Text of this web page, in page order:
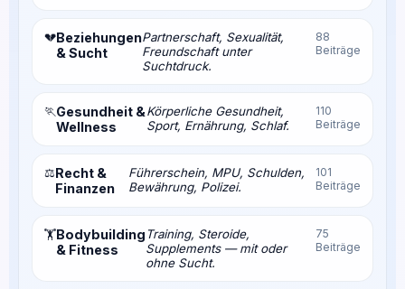
💔Beziehungen
& Sucht
Partnerschaft, Sexualität,
Freundschaft unter
Suchtdruck.
88
Beiträge
🏃Gesundheit &
Wellness
Körperliche Gesundheit,
Sport, Ernährung, Schlaf.
110
Beiträge
⚖️Recht &
Finanzen
Führerschein, MPU, Schulden,
Bewährung, Polizei.
101
Beiträge
🏋️Bodybuilding
& Fitness
Training, Steroide,
Supplements — mit oder
ohne Sucht.
75
Beiträge